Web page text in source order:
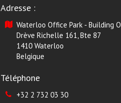
Adresse :
Waterloo Office Park - Building O
Drève Richelle 161, Bte 87
1410 Waterloo
Belgique
Téléphone
+32 2 732 03 30